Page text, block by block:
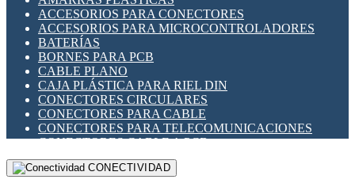
INDICADORES PARA PANEL
INTERFACES DE RELÉ
INTERRUPTORES FIN DE CARRERA
LLAVES CONMUTADORAS
MEDIDORES DE ENERGÍA Y TC'S DE CORRIENTE
MOTORES PASO A PASO
PANTALLAS HMI
PLC -CONTROLADORES LÓGICO PROGRAMABLES
PROGRAMADORES DE HORARIO
RELÉS DE PROTECCIÓN
SENSORES CAPACITIVOS
ACCESORIOS PARA CONECTORES
ACCESORIOS PARA MICROCONTROLADORES
BATERÍAS
BORNES PARA PCB
CABLE PLANO
CAJA PLÁSTICA PARA RIEL DIN
CONECTORES CIRCULARES
CONECTORES PARA CABLE
CONECTORES PARA TELECOMUNICACIONES
CONECTORES CABLE A PCB
CONECTORES PCB A CABLE
DIP SWITCHESCONECTIVIDAD